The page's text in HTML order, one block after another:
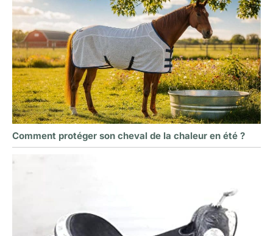
Comment protéger son cheval de la chaleur en été ?